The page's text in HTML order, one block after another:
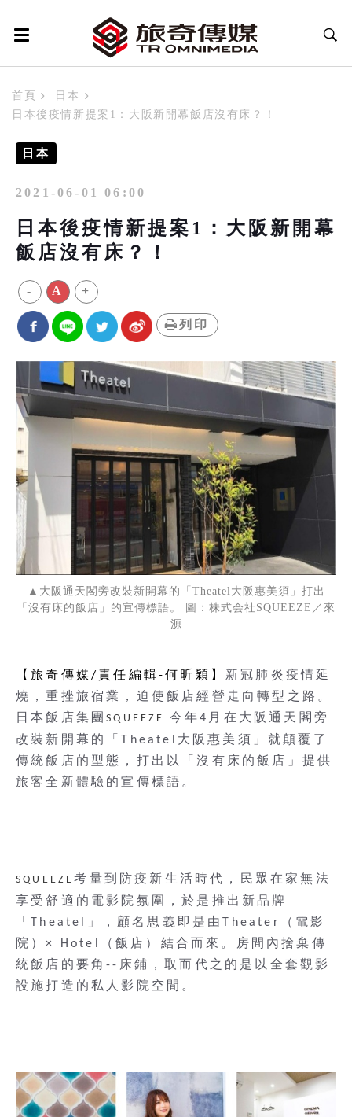
首頁
日本
日本後疫情新提案1：大阪新開幕飯店沒有床？！
日本
2021-06-01 06:00
日本後疫情新提案1：大阪新開幕
飯店沒有床？！
- A +
列印
▲大阪通天閣旁改裝新開幕的「Theatel大阪惠美須」打出
「沒有床的飯店」的宣傳標語。 圖：株式会社SQUEEZE／來
源
【旅奇傳媒/責任編輯-何昕穎】 新冠肺炎疫情延
燒，重挫旅宿業，迫使飯店經營走向轉型之路。
日本飯店集團SQUEEZE 今年4月在大阪通天閣旁
改裝新開幕的「Theatel大阪惠美須」就顛覆了
傳統飯店的型態，打出以「沒有床的飯店」提供
旅客全新體驗的宣傳標語。
SQUEEZE考量到防疫新生活時代，民眾在家無法
享受舒適的電影院氛圍，於是推出新品牌
「Theatel」，顧名思義即是由Theater（電影
院）× Hotel（飯店）結合而來。房間內捨棄傳
統飯店的要角--床鋪，取而代之的是以全套觀影
設施打造的私人影院空間。